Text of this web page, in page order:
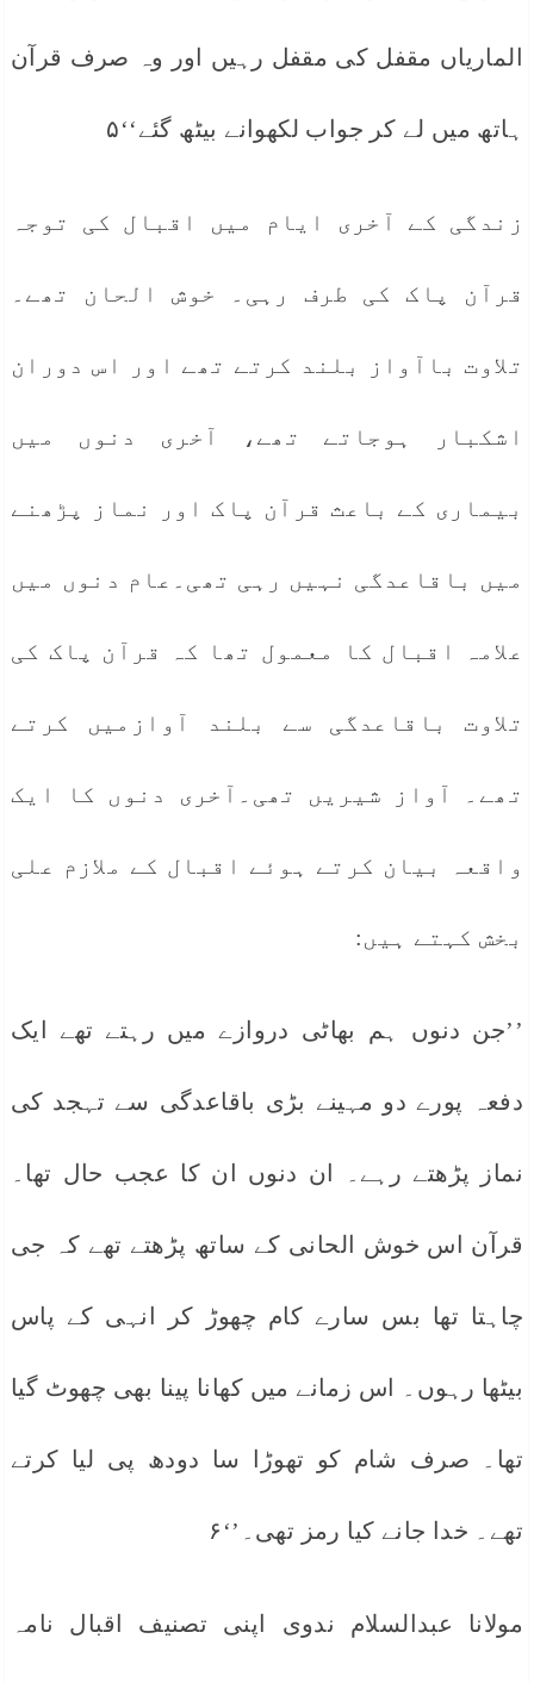
الماریاں مقفل کی مقفل رہیں اور وہ صرف قرآن
ہاتھ میں لے کر جواب لکھوانے بیٹھ گئے‘‘۵
زندگی کے آخری ایام میں اقبال کی توجہ
قرآن پاک کی طرف رہی۔ خوش الحان تھے۔
تلاوت باآواز بلند کرتے تھے اور اس دوران
اشکبار ہوجاتے تھے، آخری دنوں میں
بیماری کے باعث قرآن پاک اور نماز پڑھنے
میں باقاعدگی نہیں رہی تھی۔عام دنوں میں
علامہ اقبال کا معمول تھا کہ قرآن پاک کی
تلاوت باقاعدگی سے بلند آوازمیں کرتے
تھے۔ آواز شیریں تھی۔آخری دنوں کا ایک
واقعہ بیان کرتے ہوئے اقبال کے ملازم علی
بخش کہتے ہیں:
’’جن دنوں ہم بھاٹی دروازے میں رہتے تھے ایک
دفعہ پورے دو مہینے بڑی باقاعدگی سے تہجد کی
نماز پڑھتے رہے۔ ان دنوں ان کا عجب حال تھا۔
قرآن اس خوش الحانی کے ساتھ پڑھتے تھے کہ جی
چاہتا تھا بس سارے کام چھوڑ کر انہی کے پاس
بیٹھا رہوں۔ اس زمانے میں کھانا پینا بھی چھوٹ گیا
تھا۔ صرف شام کو تھوڑا سا دودھ پی لیا کرتے
تھے۔ خدا جانے کیا رمز تھی۔’‘۶
مولانا عبدالسلام ندوی اپنی تصنیف اقبال نامہ